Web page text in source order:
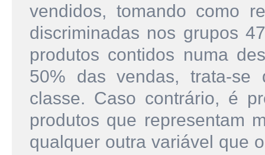
vendidos, tomando como
discriminadas nos grupos
produtos contidos numa
50% das vendas, trata-se
classe. Caso contrário, é
produtos que representam
qualquer outra variável que